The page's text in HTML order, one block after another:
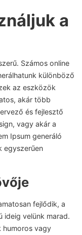
a
Számos online
különböző
az eszközök
akár több
és fejlesztő
vagy akár a
Ipsum generáló
egyszerűen
fejlődik, a
ideig velünk marad.
humoros vagy